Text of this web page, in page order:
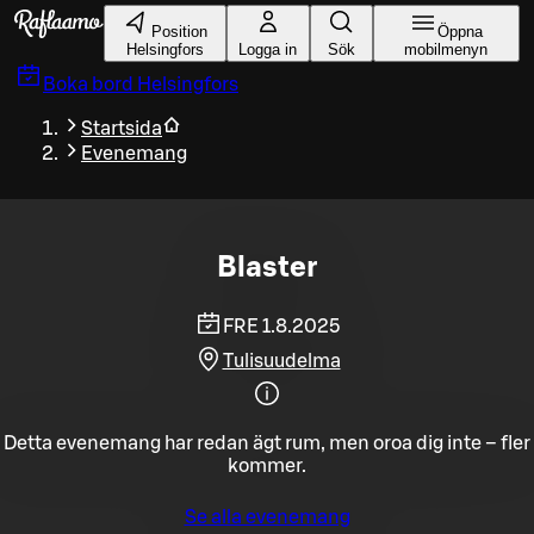
Gå till huvudinnehållet
Position
Helsingfors
Logga in Sök
Öppna
mobilmenyn
Boka bord Helsingfors
Startsida
Evenemang
Blaster
FRE 1.8.2025
Tulisuudelma
Detta evenemang har redan ägt rum, men oroa dig inte – fler
kommer.
Se alla evenemang